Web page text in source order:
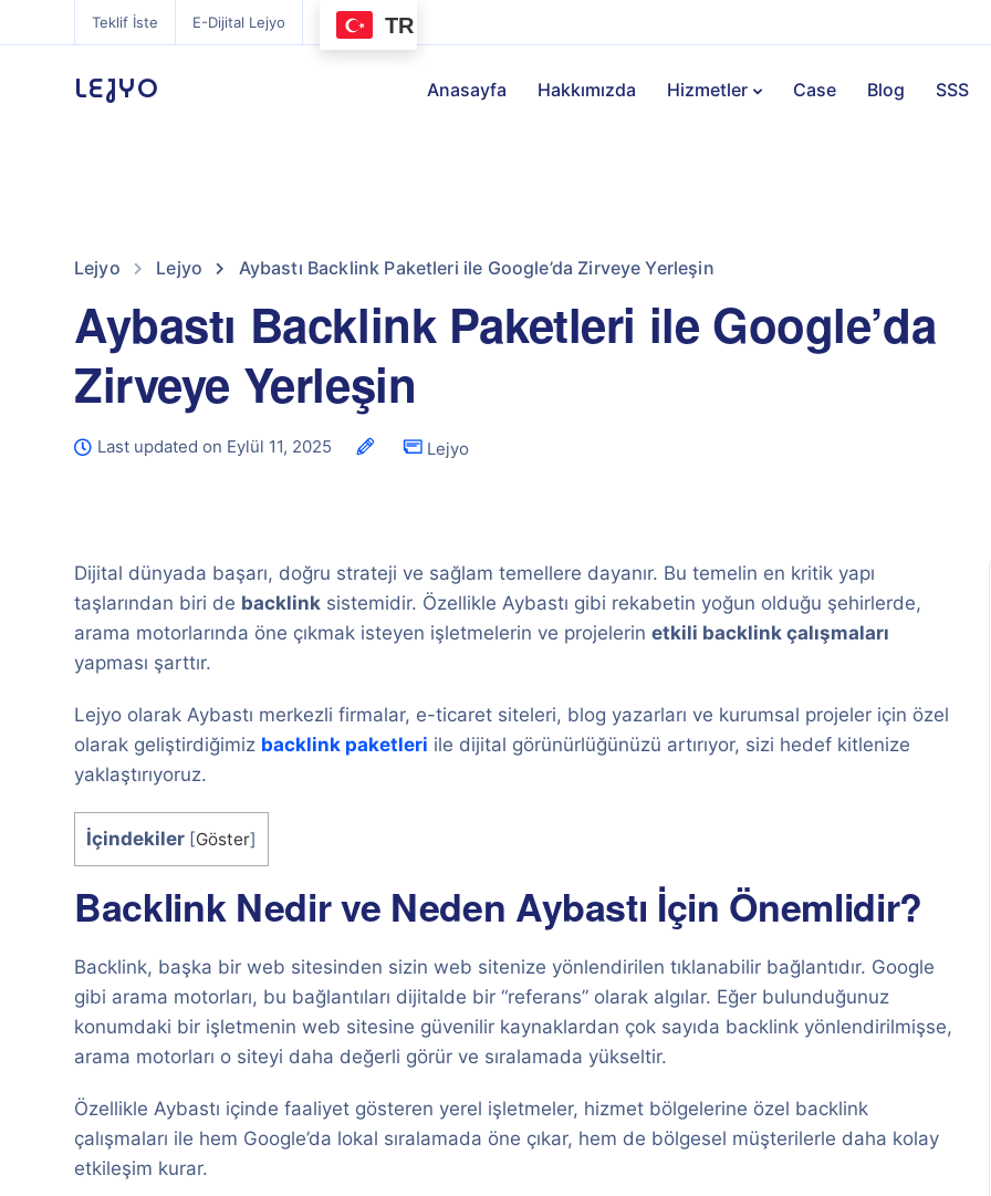
Teklif İste E-Dijital Lejyo TR
LEJYO Anasayfa Hakkımızda Hizmetler Case Blog SSS
Lejyo Lejyo Aybastı Backlink Paketleri ile Google’da Zirveye Yerleşin
Aybastı Backlink Paketleri ile Google’da
Zirveye Yerleşin
Last updated on Eylül 11, 2025 Lejyo
Dijital dünyada başarı, doğru strateji ve sağlam temellere dayanır. Bu temelin en kritik yapı
taşlarından biri de backlink sistemidir. Özellikle Aybastı gibi rekabetin yoğun olduğu şehirlerde,
arama motorlarında öne çıkmak isteyen işletmelerin ve projelerin etkili backlink çalışmaları
yapması şarttır.
Lejyo olarak Aybastı merkezli firmalar, e-ticaret siteleri, blog yazarları ve kurumsal projeler için özel
olarak geliştirdiğimiz backlink paketleri ile dijital görünürlüğünüzü artırıyor, sizi hedef kitlenize
yaklaştırıyoruz.
İçindekiler [Göster]
Backlink Nedir ve Neden Aybastı İçin Önemlidir?
Backlink, başka bir web sitesinden sizin web sitenize yönlendirilen tıklanabilir bağlantıdır. Google
gibi arama motorları, bu bağlantıları dijitalde bir “referans” olarak algılar. Eğer bulunduğunuz
konumdaki bir işletmenin web sitesine güvenilir kaynaklardan çok sayıda backlink yönlendirilmişse,
arama motorları o siteyi daha değerli görür ve sıralamada yükseltir.
Özellikle Aybastı içinde faaliyet gösteren yerel işletmeler, hizmet bölgelerine özel backlink
çalışmaları ile hem Google’da lokal sıralamada öne çıkar, hem de bölgesel müşterilerle daha kolay
etkileşim kurar.